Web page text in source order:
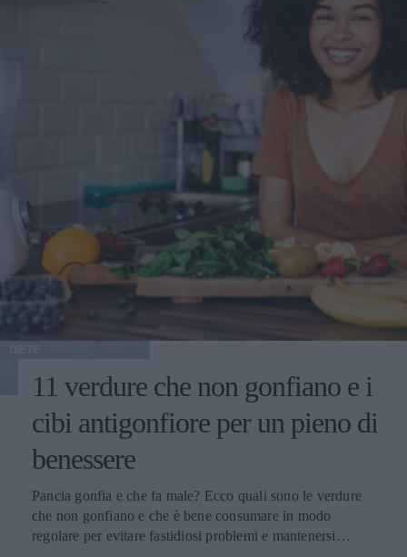
11 verdure che non gonfiano e i
cibi antigonfiore per un pieno di
benessere
Pancia gonfia e che fa male? Ecco quali sono le verdure
che non gonfiano e che è bene consumare in modo
regolare per evitare fastidiosi problemi e mantenersi